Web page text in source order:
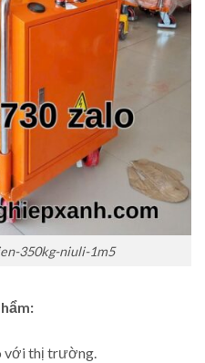
350kg-niuli-1m5
với thị trường.